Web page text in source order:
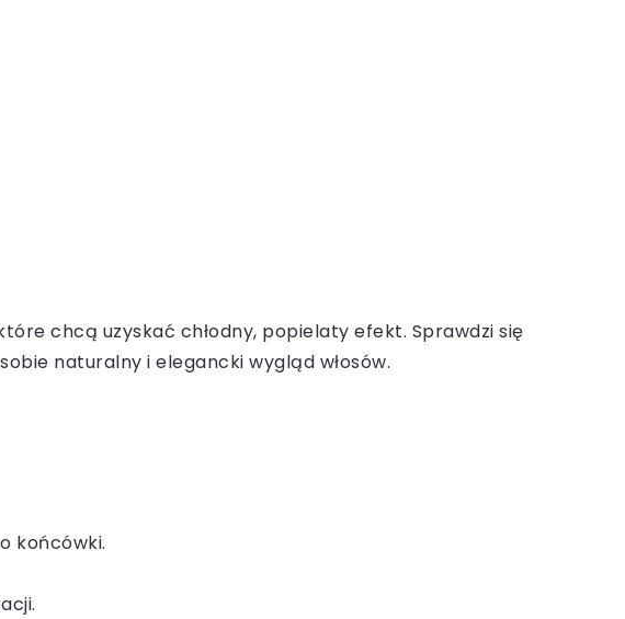
chcą uzyskać chłodny, popielaty efekt. Sprawdzi się
naturalny i elegancki wygląd włosów.
końcówki.